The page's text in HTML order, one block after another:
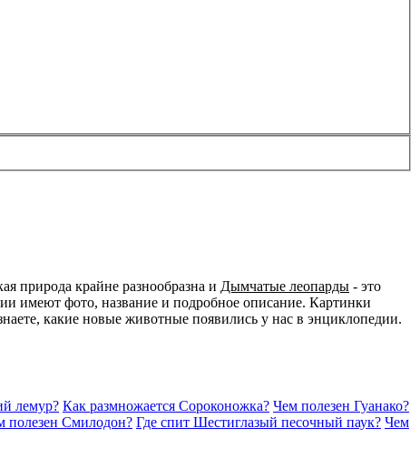
природа крайне разнообразна и Дымчатые леопарды - это
имеют фото, название и подробное описание. Картинки
какие новые животные появились у нас в энциклопедии.
лемур? Как размножается Сороконожка? Чем полезен Гуанако?
полезен Смилодон? Где спит Шестиглазый песочный паук? Чем